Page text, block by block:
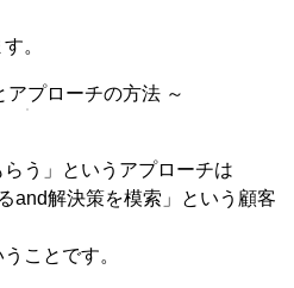
。
アプローチの方法 ～
らう」というアプローチは
and解決策を模索」という顧客
ことです。